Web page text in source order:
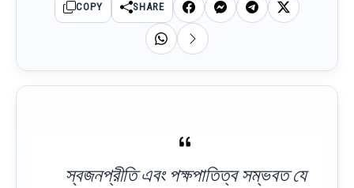
COPY SHARE
স্বজনপ্রীতি এবং পক্ষপাতিত্ব সম্ভবত যে